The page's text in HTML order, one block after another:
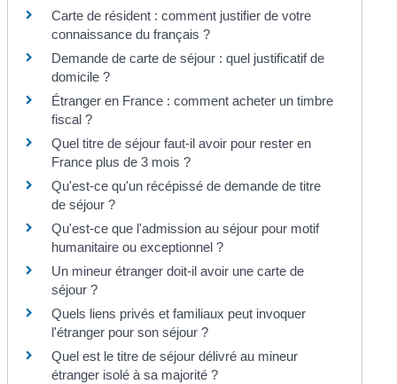
Carte de résident : comment justifier de votre
connaissance du français ?
Demande de carte de séjour : quel justificatif de
domicile ?
Étranger en France : comment acheter un timbre
fiscal ?
Quel titre de séjour faut-il avoir pour rester en
France plus de 3 mois ?
Qu'est-ce qu'un récépissé de demande de titre
de séjour ?
Qu'est-ce que l'admission au séjour pour motif
humanitaire ou exceptionnel ?
Un mineur étranger doit-il avoir une carte de
séjour ?
Quels liens privés et familiaux peut invoquer
l'étranger pour son séjour ?
Quel est le titre de séjour délivré au mineur
étranger isolé à sa majorité ?